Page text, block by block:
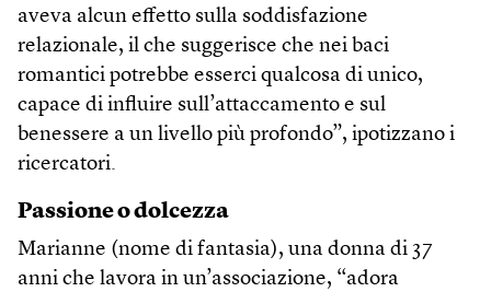
aveva alcun effetto sulla soddisfazione
relazionale, il che suggerisce che nei baci
romantici potrebbe esserci qualcosa di unico,
capace di influire sull’attaccamento e sul
benessere a un livello più profondo”, ipotizzano i
ricercatori.
Passione o dolcezza
Marianne (nome di fantasia), una donna di 37
anni che lavora in un’associazione, “adora